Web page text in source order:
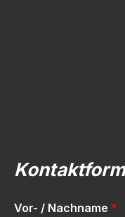
Vor- / Nachname *